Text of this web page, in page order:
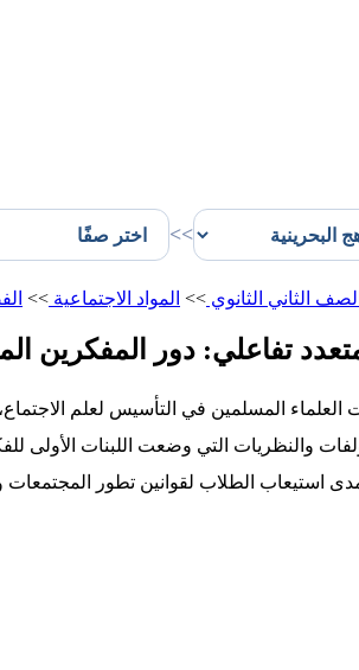
>>
الصف الثاني الثانوي >> المواد الاجتماعية >>
متعدد تفاعلي: دور المفكرين
العلماء المسلمين في التأسيس لعلم
والنظريات التي وضعت اللبنات الأولى
استيعاب الطلاب لقوانين تطور المجتمعات